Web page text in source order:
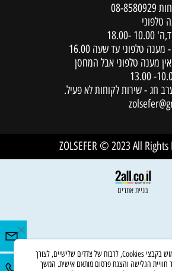
08-8580929
טלפוני
-18.00
טלפוני עד שעה 16.00
מענה טלפוני אבל המחסן
חג - שירות לקוחות לא פעיל.
ZOLSEFER © 2023 All
בניית אתרים
לידיעתך, באתרנו נעשה שימוש בקבצי Cookies, לרבות של צדדים שלישיים, לצורך
חוויית הגלישה והצגת פרסום מותאם אישית. המשך